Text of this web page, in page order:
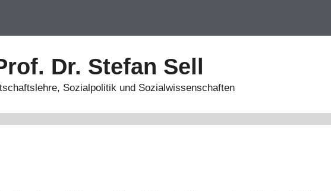
Dr. Stefan Sell
Sozialpolitik und Sozialwissenschaften